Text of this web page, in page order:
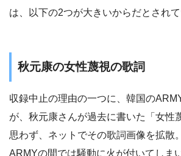
は、以下の2つが大きいからだとされて
秋元康の女性蔑視の歌詞
収録中止の理由の一つに、韓国の
が、秋元康さんが過去に書いた「女性
思わず、ネットでその歌詞画像を拡散
ARMYの間では騒動に火が付いてしま